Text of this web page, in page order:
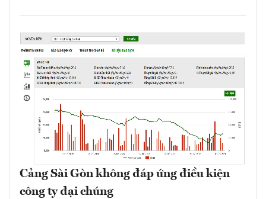
Cảng Sài Gòn không đáp ứng điều kiện
công ty đại chúng